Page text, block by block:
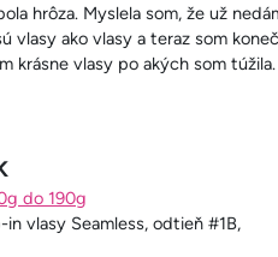
hrôza. Myslela som, že už
vlasy ako vlasy a teraz som
krásne vlasy po akých som túžila.
do 190g
vlasy Seamless, odtieň #1B,